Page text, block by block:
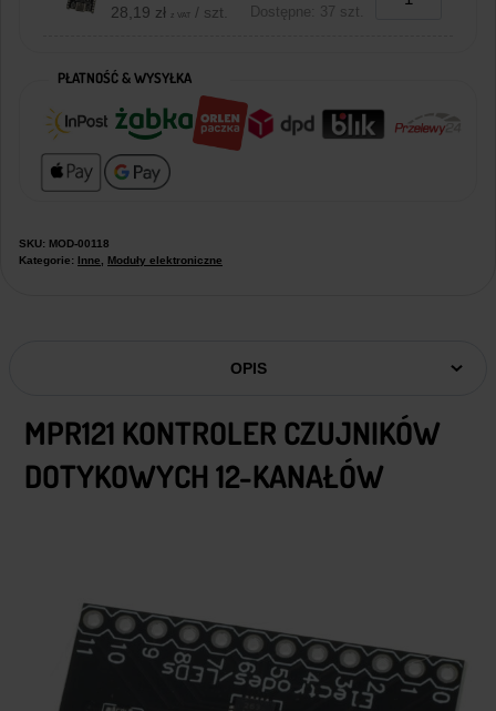
28,19 zł z VAT / szt. Dostępne: 37 szt.
PŁATNOŚĆ & WYSYŁKA
SKU: MOD-00118
Kategorie: Inne Moduły elektroniczne
OPIS
MPR121 KONTROLER CZUJNIKÓW
DOTYKOWYCH 12-KANAŁÓW